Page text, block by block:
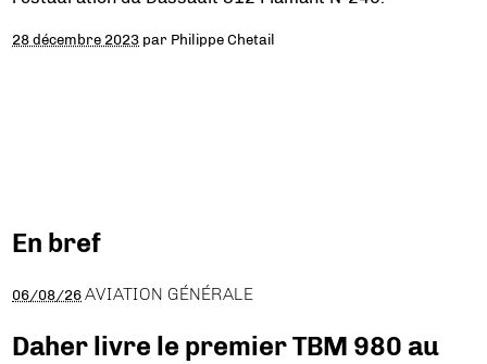
28 décembre 2023 par Philippe Chetail
En bref
06/08/26 AVIATION GÉNÉRALE
Daher livre le premier TBM 980 au